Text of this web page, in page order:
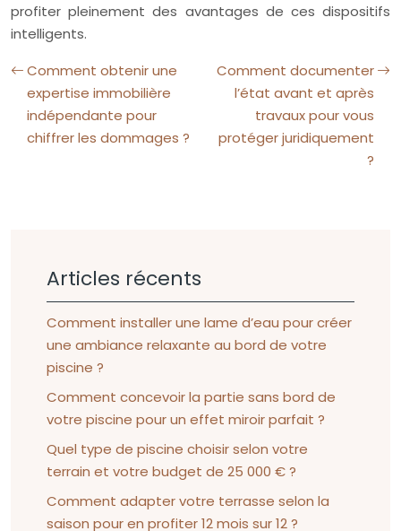
profiter pleinement des avantages de ces dispositifs
intelligents.
Comment obtenir une
expertise immobilière
indépendante pour
chiffrer les dommages ?
Comment documenter
l’état avant et après
travaux pour vous
protéger juridiquement
?
Articles récents
Comment installer une lame d’eau pour créer
une ambiance relaxante au bord de votre
piscine ?
Comment concevoir la partie sans bord de
votre piscine pour un effet miroir parfait ?
Quel type de piscine choisir selon votre
terrain et votre budget de 25 000 € ?
Comment adapter votre terrasse selon la
saison pour en profiter 12 mois sur 12 ?